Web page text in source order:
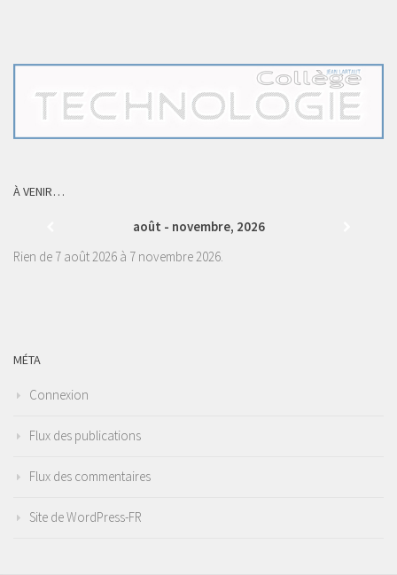
À VENIR…
août - novembre, 2026
Rien de 7 août 2026 à 7 novembre 2026.
MÉTA
Connexion
Flux des publications
Flux des commentaires
Site de WordPress-FR